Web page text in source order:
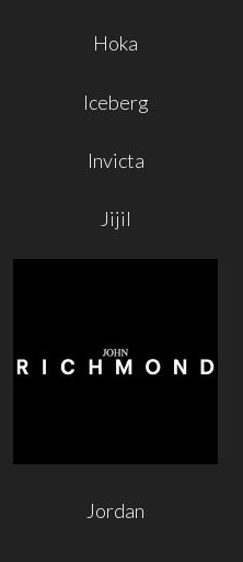
Hoka
Iceberg
Invicta
Jijil
Jordan